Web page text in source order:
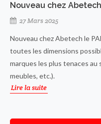
Nouveau chez Abetech
27 Mars 2025
Nouveau chez Abetech le
toutes les dimensions
marques les plus tenaces au
meubles, etc.).
Lire la suite